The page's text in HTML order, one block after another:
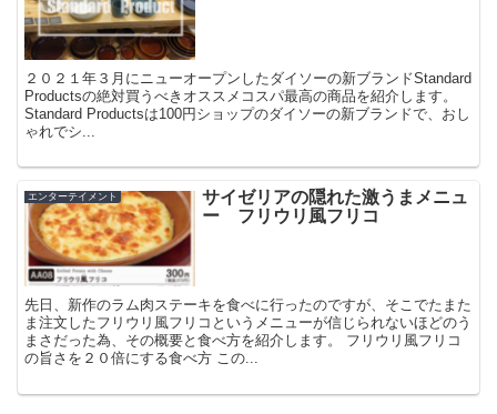
２０２１年３月にニューオープンしたダイソーの新ブランドStandard
Productsの絶対買うべきオススメコスパ最高の商品を紹介します。
Standard Productsは100円ショップのダイソーの新ブランドで、おし
ゃれでシ...
エンターテイメント
サイゼリアの隠れた激うまメニュ
ー フリウリ風フリコ
先日、新作のラム肉ステーキを食べに行ったのですが、そこでたまた
ま注文したフリウリ風フリコというメニューが信じられないほどのう
まさだった為、その概要と食べ方を紹介します。 フリウリ風フリコ
の旨さを２０倍にする食べ方 この...